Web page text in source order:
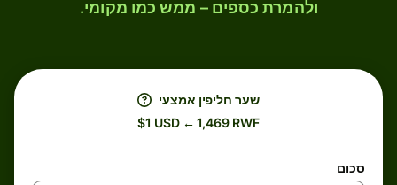
ולהמרת כספים – ממש כמו מקומי.
שער חליפין אמצעי
$1 USD ← 1,469 RWF
סכום